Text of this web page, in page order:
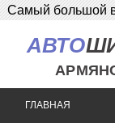
Самый большой
АВТО
ГЛАВНАЯ